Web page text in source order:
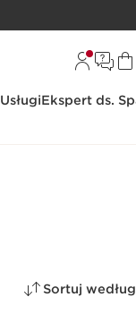
UsługiEkspert ds.
Sortuj według